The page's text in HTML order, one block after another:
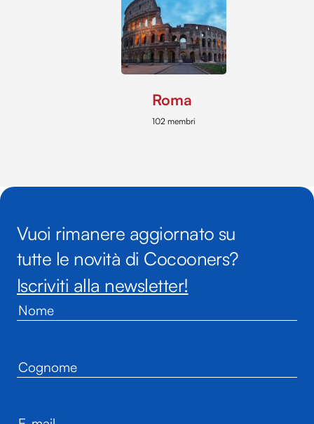
Roma
102 membri
Vuoi rimanere aggiornato su
tutte le novità di Cocooners?
Iscriviti alla newsletter!